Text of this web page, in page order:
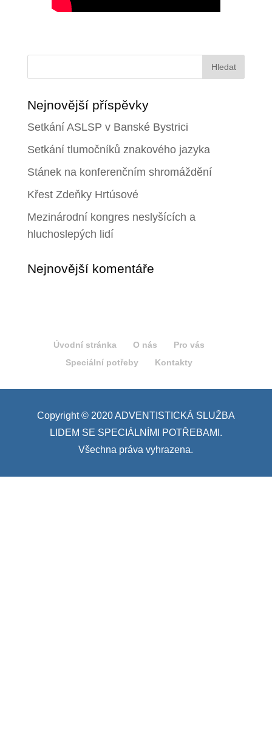
Vyhledávání
Nejnovější příspěvky
Setkání ASLSP v Banské Bystrici
Setkání tlumočníků znakového jazyka
Stánek na konferenčním shromáždění
Křest Zdeňky Hrtúsové
Mezinárodní kongres neslyšících a
hluchoslepých lidí
Nejnovější komentáře
Úvodní stránka O nás
Pro vás
Speciální potřeby
Kontakty
Copyright © 2020 ADVENTISTICKÁ SLUŽBA
LIDEM SE SPECIÁLNÍMI POTŘEBAMI.
Všechna práva vyhrazena.